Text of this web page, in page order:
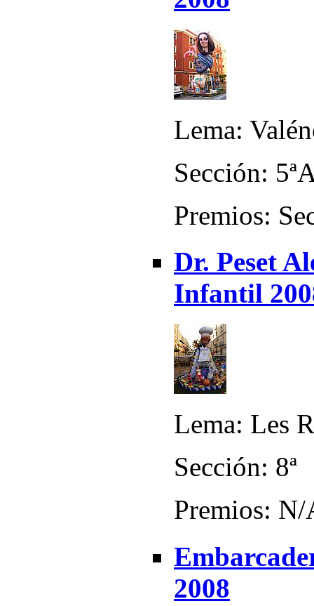
Lema:
Sección:
Premios:
Dr. Peset
Infantil
Lema: Les
Sección: 8ª
Premios: N/
2008